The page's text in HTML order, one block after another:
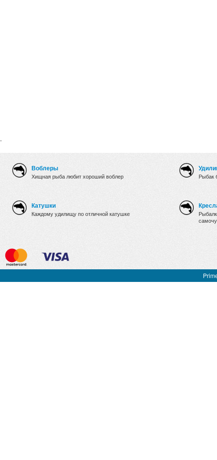
.
Воблеры
Хищная рыба любит хороший воблер
Катушки
Каждому удилищу по отличной катушке
Рыбак